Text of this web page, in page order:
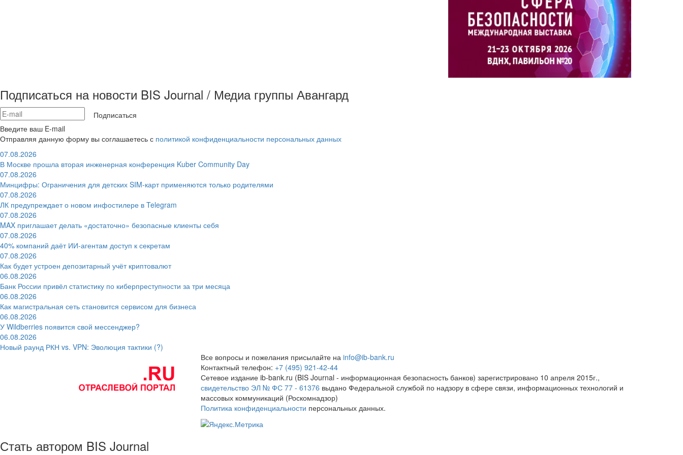
Подписаться на новости BIS Journal / Медиа группы Авангард
Подписаться
Введите ваш E-mail
Отправляя данную форму вы соглашаетесь с политикой конфиденциальности персональных данных
07.08.2026
В Москве прошла вторая инженерная конференция Kuber Community Day
07.08.2026
Минцифры: Ограничения для детских SIM-карт применяются только родителями
07.08.2026
ЛК предупреждает о новом инфостилере в Telegram
07.08.2026
MAX приглашает делать «достаточно» безопасные клиенты себя
07.08.2026
40% компаний даёт ИИ‑агентам доступ к секретам
07.08.2026
Как будет устроен депозитарный учёт криптовалют
06.08.2026
Банк России привёл статистику по киберпреступности за три месяца
06.08.2026
Как магистральная сеть становится сервисом для бизнеса
06.08.2026
У Wildberries появится свой мессенджер?
06.08.2026
Новый раунд РКН vs. VPN: Эволюция тактики (?)
Все вопросы и пожелания присылайте на info@ib-bank.ru
Контактный телефон: +7 (495) 921-42-44
Сетевое издание ib-bank.ru (BIS Journal - информационная безопасность банков) зарегистрировано 10 апреля 2015г.,
свидетельство ЭЛ № ФС 77 - 61376 выдано Федеральной службой по надзору в сфере связи, информационных технологий и
массовых коммуникаций (Роскомнадзор)
Политика конфиденциальности персональных данных.
Стать автором BIS Journal